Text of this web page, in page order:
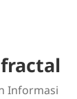
Informasi